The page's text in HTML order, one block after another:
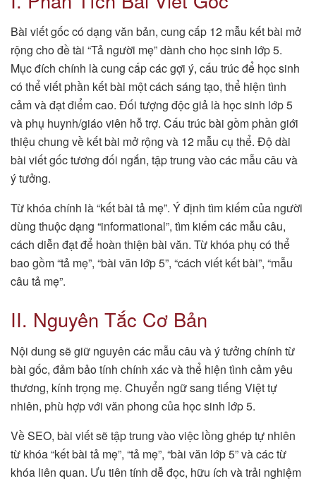
Bài viết gốc có dạng văn bản, cung cấp 12 mẫu kết bài mở
rộng cho đề tài “Tả người mẹ” dành cho học sinh lớp 5.
Mục đích chính là cung cấp các gợi ý, cấu trúc để học sinh
có thể viết phần kết bài một cách sáng tạo, thể hiện tình
cảm và đạt điểm cao. Đối tượng độc giả là học sinh lớp 5
và phụ huynh/giáo viên hỗ trợ. Cấu trúc bài gồm phần giới
thiệu chung về kết bài mở rộng và 12 mẫu cụ thể. Độ dài
bài viết gốc tương đối ngắn, tập trung vào các mẫu câu và
ý tưởng.
Từ khóa chính là “kết bài tả mẹ”. Ý định tìm kiếm của người
dùng thuộc dạng “informational”, tìm kiếm các mẫu câu,
cách diễn đạt để hoàn thiện bài văn. Từ khóa phụ có thể
bao gồm “tả mẹ”, “bài văn lớp 5”, “cách viết kết bài”, “mẫu
câu tả mẹ”.
II. Nguyên Tắc Cơ Bản
Nội dung sẽ giữ nguyên các mẫu câu và ý tưởng chính từ
bài gốc, đảm bảo tính chính xác và thể hiện tình cảm yêu
thương, kính trọng mẹ. Chuyển ngữ sang tiếng Việt tự
nhiên, phù hợp với văn phong của học sinh lớp 5.
Về SEO, bài viết sẽ tập trung vào việc lồng ghép tự nhiên
từ khóa “kết bài tả mẹ”, “tả mẹ”, “bài văn lớp 5” và các từ
khóa liên quan. Ưu tiên tính dễ đọc, hữu ích và trải nghiệm